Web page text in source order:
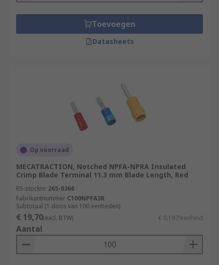
Toevoegen
Datasheets
Op voorraad
MECATRACTION, Notched NPFA-NPRA Insulated
Crimp Blade Terminal 11.3 mm Blade Length, Red
RS-stocknr. 265-0366
Fabrikantnummer C100NPFA3R
Subtotaal (1 doos van 100 eenheden)
€ 19,70(excl. BTW) € 0,197/eenheid
Aantal